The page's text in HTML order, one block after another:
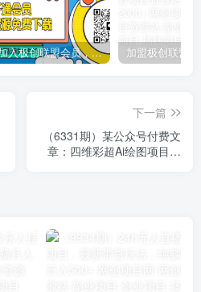
加入极创联盟会员，全站资源免费学习。
下一篇
（6331期）某公众号付费文
章：四维彩超Ai绘图项目实